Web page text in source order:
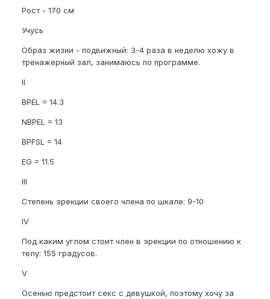
Рост - 170 см
Учусь
Образ жизни - подвижный: 3-4 раза в неделю хожу в
тренажерный зал, занимаюсь по программе.
II
BPEL = 14.3
NBPEL = 13
BPFSL = 14
EG = 11.5
III
Степень эрекции своего члена по шкале: 9-10
IV
Под каким углом стоит член в эрекции по отношению к
телу: 155 градусов.
V
Осенью предстоит секс с девушкой, поэтому хочу за